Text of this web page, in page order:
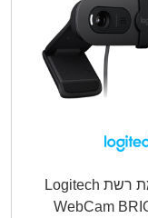
מצלמת רשת Logitech
WebCam